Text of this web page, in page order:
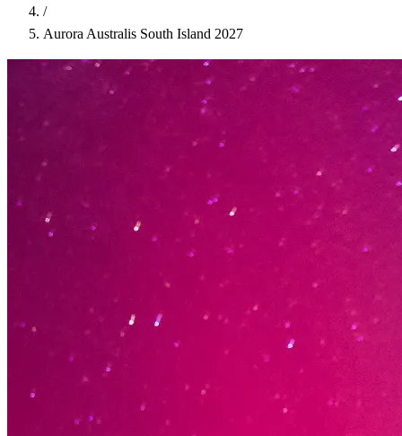
/
Aurora Australis South Island 2027